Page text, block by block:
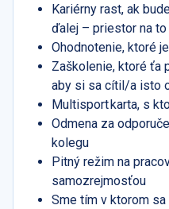
Kariérny rast, ak
ďalej – priestor na
Ohodnotenie, ktoré
Zaškolenie, ktoré ťa
aby si sa cítil/a isto
Multisport karta, s
Odmena za
kolegu
Pitný režim na
samozrejmosťou
Sme tím v ktorom